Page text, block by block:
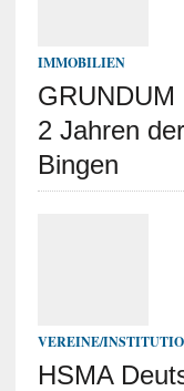
IMMOBILIEN
2 Jahren
Bingen
VEREINE/
HSMA